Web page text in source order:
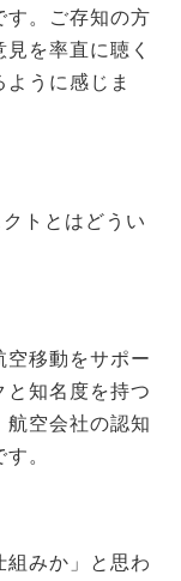
す。ご存知の方
を率直に聴く
うに感じま
トとはどうい
空移動をサポー
と知名度を持つ
航空会社の認知
。
組みか」と思わ